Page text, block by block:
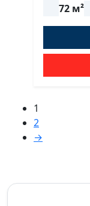
72 м²
1
2
→